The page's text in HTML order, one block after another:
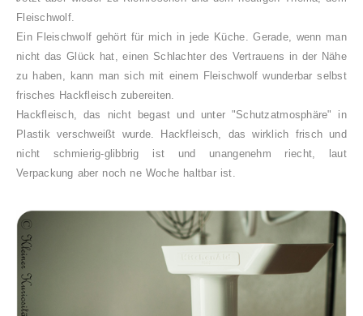
Fleischwolf.
Ein Fleischwolf gehört für mich in jede Küche. Gerade, wenn man
nicht das Glück hat, einen Schlachter des Vertrauens in der Nähe
zu haben, kann man sich mit einem Fleischwolf wunderbar selbst
frisches Hackfleisch zubereiten.
Hackfleisch, das nicht begast und unter "Schutzatmosphäre" in
Plastik verschweißt wurde. Hackfleisch, das wirklich frisch und
nicht schmierig-glibbrig ist und unangenehm riecht, laut
Verpackung aber noch ne Woche haltbar ist.